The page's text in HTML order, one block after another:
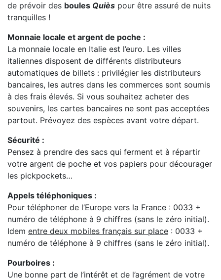
de prévoir des boules Quiès pour être assuré de nuits
tranquilles !
Monnaie locale et argent de poche :
La monnaie locale en Italie est l’euro. Les villes
italiennes disposent de différents distributeurs
automatiques de billets : privilégier les distributeurs
bancaires, les autres dans les commerces sont soumis
à des frais élevés. Si vous souhaitez acheter des
souvenirs, les cartes bancaires ne sont pas acceptées
partout. Prévoyez des espèces avant votre départ.
Sécurité :
Pensez à prendre des sacs qui ferment et à répartir
votre argent de poche et vos papiers pour décourager
les pickpockets…
Appels téléphoniques :
Pour téléphoner de l’Europe vers la France : 0033 +
numéro de téléphone à 9 chiffres (sans le zéro initial).
Idem entre deux mobiles français sur place : 0033 +
numéro de téléphone à 9 chiffres (sans le zéro initial).
Pourboires :
Une bonne part de l’intérêt et de l’agrément de votre